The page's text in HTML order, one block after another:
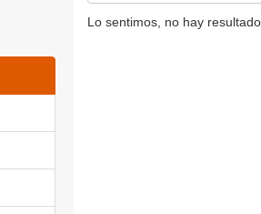
Lo sentimos, no hay